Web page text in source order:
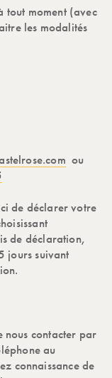
tout moment (avec
les modalités
ou
de déclarer votre
de déclaration,
jours suivant
nous contacter par
au
connaissance de